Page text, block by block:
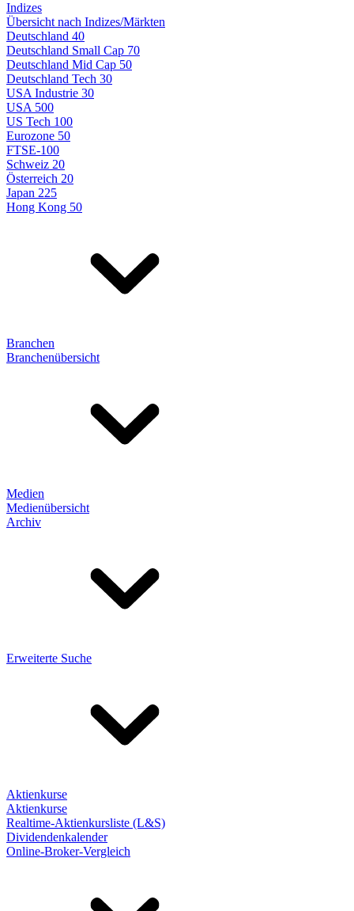
Indizes
Übersicht nach Indizes/Märkten
Deutschland 40
Deutschland Small Cap 70
Deutschland Mid Cap 50
Deutschland Tech 30
USA Industrie 30
USA 500
US Tech 100
Eurozone 50
FTSE-100
Schweiz 20
Österreich 20
Japan 225
Hong Kong 50
Branchen
Branchenübersicht
Medien
Medienübersicht
Archiv
Erweiterte Suche
Aktienkurse
Aktienkurse
Realtime-Aktienkursliste (L&S)
Dividendenkalender
Online-Broker-Vergleich